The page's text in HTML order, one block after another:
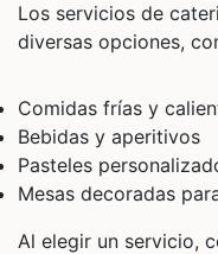
Los servicios de
diversas opciones,
Comidas frías y
Bebidas y aperitivos
Pasteles
Mesas decoradas
Al elegir un servicio,